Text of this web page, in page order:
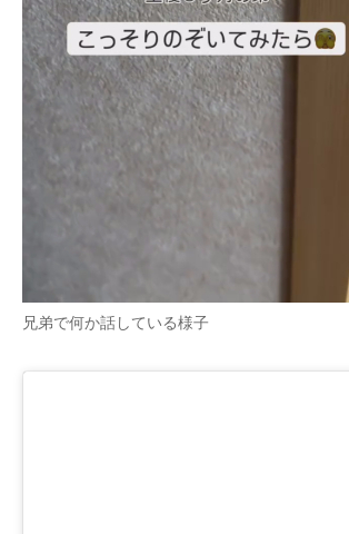
企業向けIT製品の総合サイト
IT製品の技術・比較・事例
製造業のIT導入・活用を支援
モノづくり技術者専門サイト
エレクトロニクス専門サイト
兄弟で何か話している様子